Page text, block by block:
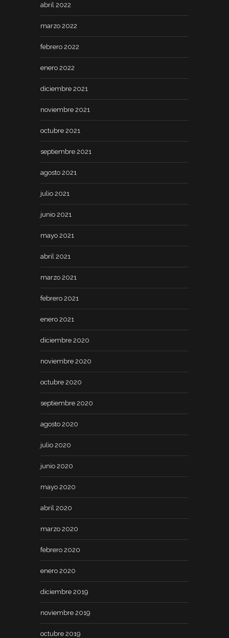
abril 2022
marzo 2022
febrero 2022
enero 2022
diciembre 2021
noviembre 2021
octubre 2021
septiembre 2021
agosto 2021
julio 2021
junio 2021
mayo 2021
abril 2021
marzo 2021
febrero 2021
enero 2021
diciembre 2020
noviembre 2020
octubre 2020
septiembre 2020
agosto 2020
julio 2020
junio 2020
mayo 2020
abril 2020
marzo 2020
febrero 2020
enero 2020
diciembre 2019
noviembre 2019
octubre 2019